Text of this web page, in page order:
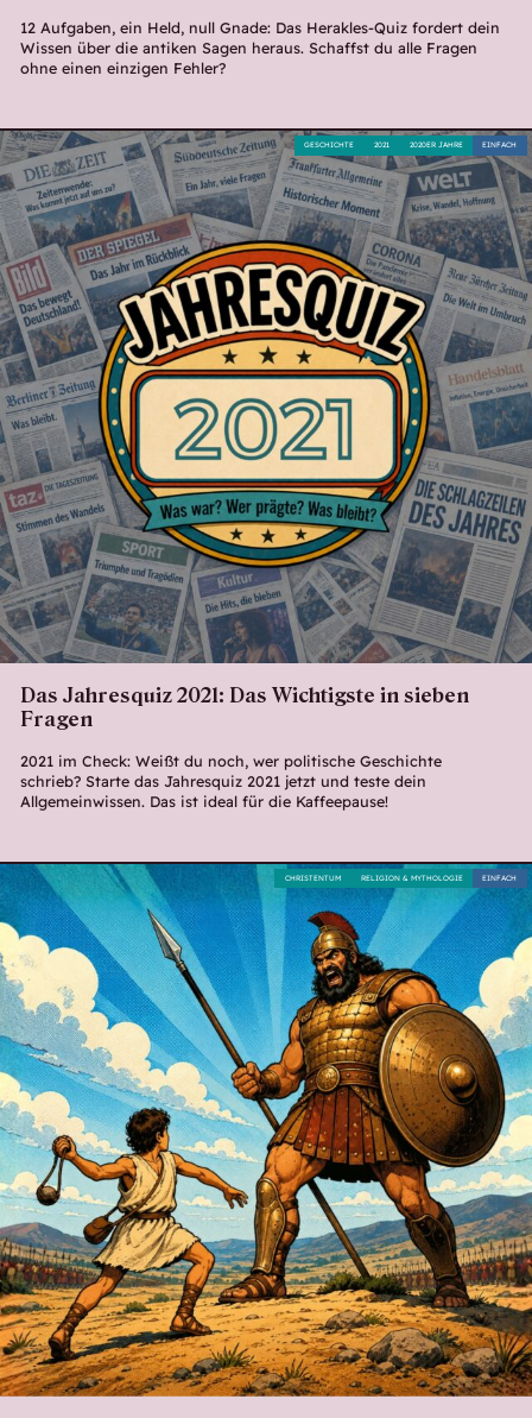
12 Aufgaben, ein Held, null Gnade: Das Herakles-Quiz fordert dein
Wissen über die antiken Sagen heraus. Schaffst du alle Fragen
ohne einen einzigen Fehler?
Das Jahresquiz 2021: Das Wichtigste in sieben
Fragen
2021 im Check: Weißt du noch, wer politische Geschichte
schrieb? Starte das Jahresquiz 2021 jetzt und teste dein
Allgemeinwissen. Das ist ideal für die Kaffeepause!
EINFACH
2020ER JAHRE
2021
GESCHICHTE
EINFACH
RELIGION & MYTHOLOGIE
CHRISTENTUM